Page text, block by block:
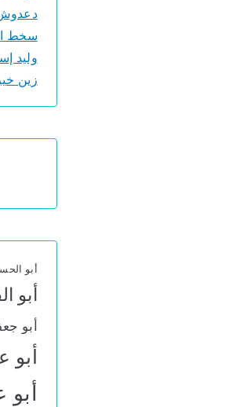
سخط
وليد
زين
أبو
أبو
أبو
أبو
أبو